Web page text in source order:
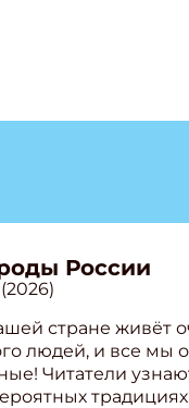
России
стране живёт
людей, и все мы
Читатели